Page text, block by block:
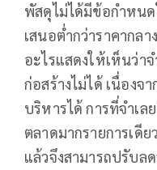
พัสดุไม่ได้มีข้อกำหนด
เสนอต่ำกว่าราคากล
อะไรแสดงให้เห็นว่า
ก่อสร้างไม่ได้ เนื่องจ
บริหารได้ การที่จำเล
ตลาดมากรายการเดีย
แล้วจึงสามารถปรับล